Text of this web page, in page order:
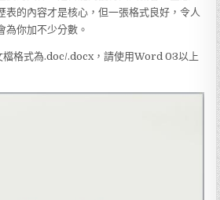
表的內容才是核心，但一張格式良好，令人
為你加不少分數。
檔格式為.doc/.docx，請使用Word 03以上